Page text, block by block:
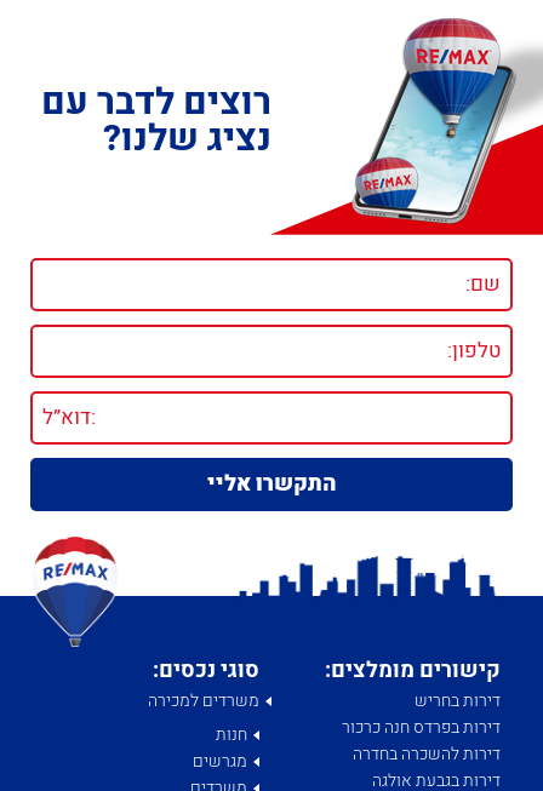
רוצים לדבר עם
נציג שלנו?
קישורים מומלצים:
דירות בחריש
דירות בפרדס חנה כרכור
דירות להשכרה בחדרה
דירות בגבעת אולגה
סוגי נכסים:
משרדים למכירה
חנות
מגרשים